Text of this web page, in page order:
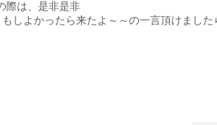
際は、是非是非
しよかったら来たよ～～の一言頂けました